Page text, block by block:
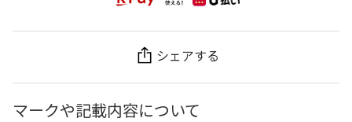
シェアする
マークや記載内容について